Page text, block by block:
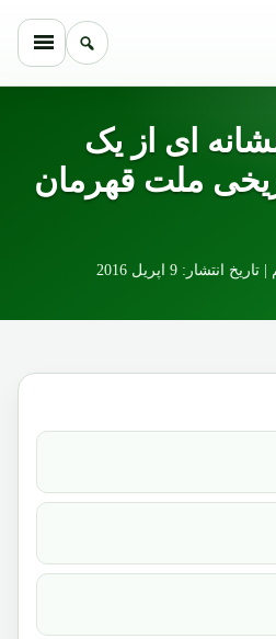
ای از یک
ملت قهرمان
9 اپریل 2016